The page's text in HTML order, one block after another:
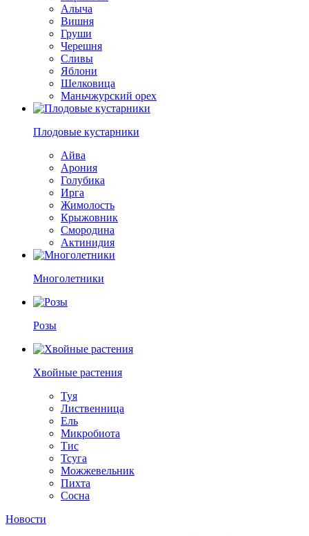
Алыча
Вишня
Груши
Черешня
Сливы
Яблони
Шелковица
Маньчжурский орех
Плодовые кустарники
Айва
Арония
Голубика
Ирга
Жимолость
Крыжовник
Смородина
Актинидия
Многолетники
Розы
Хвойные растения
Туя
Лиственница
Ель
Микробиота
Тис
Тсуга
Можжевельник
Пихта
Сосна
Новости